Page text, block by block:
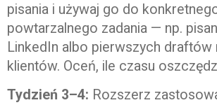
pisania i używaj go do
powtarzalnego zadania — np.
LinkedIn albo pierwszych draftów
klientów. Oceń, ile czasu
Tydzień 3–4: Rozszerz